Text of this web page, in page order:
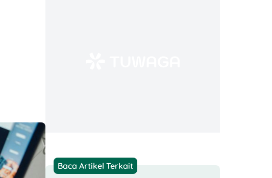
Baca Artikel Terkait